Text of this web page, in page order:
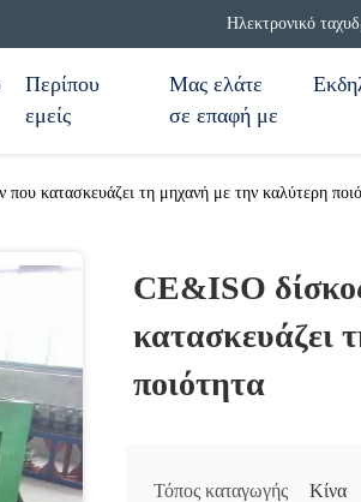
Ηλεκτρονικό
Περίπου
εμείς
Μας ελάτε
σε επαφή με
κατασκευάζει τη μηχανή με την καλύτερη
CE&ISO
κατασκευάζει
ποιότητα
Τόπος καταγωγής Κίνα